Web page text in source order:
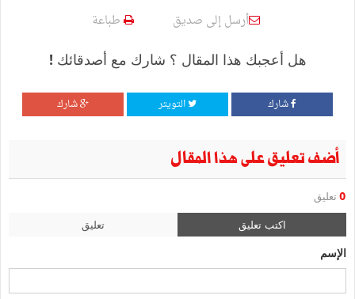
أرسل إلى صديق طباعة
هل أعجبك هذا المقال ؟ شارك مع أصدقائك !
شارك التويتر شارك
أضف تعليق على هذا المقال
0 تعليق
اكتب تعليق تعليق
الإسم